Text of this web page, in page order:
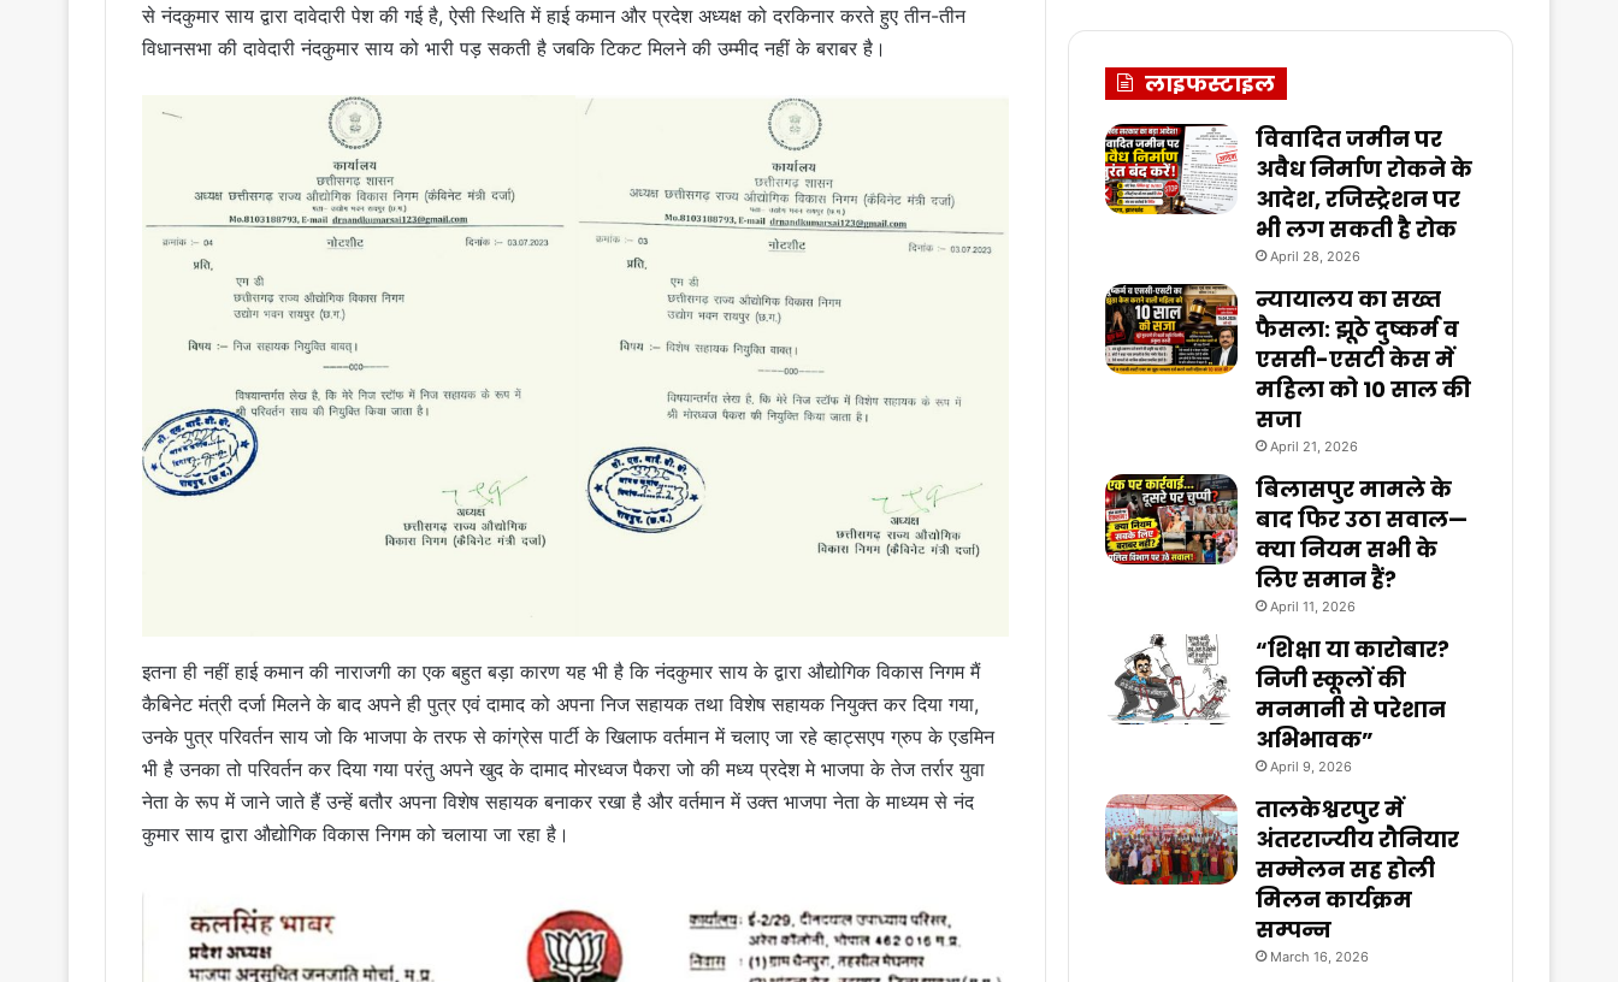
से नंदकुमार साय द्वारा दावेदारी पेश की गई है, ऐसी स्थिति में हाई कमान और प्रदेश अध्यक्ष को दरकिनार करते हुए तीन-तीन
विधानसभा की दावेदारी नंदकुमार साय को भारी पड़ सकती है जबकि टिकट मिलने की उम्मीद नहीं के बराबर है।
इतना ही नहीं हाई कमान की नाराजगी का एक बहुत बड़ा कारण यह भी है कि नंदकुमार साय के द्वारा औद्योगिक विकास निगम मैं
कैबिनेट मंत्री दर्जा मिलने के बाद अपने ही पुत्र एवं दामाद को अपना निज सहायक तथा विशेष सहायक नियुक्त कर दिया गया,
उनके पुत्र परिवर्तन साय जो कि भाजपा के तरफ से कांग्रेस पार्टी के खिलाफ वर्तमान में चलाए जा रहे व्हाट्सएप ग्रुप के एडमिन
भी है उनका तो परिवर्तन कर दिया गया परंतु अपने खुद के दामाद मोरध्वज पैकरा जो की मध्य प्रदेश मे भाजपा के तेज तर्रार युवा
नेता के रूप में जाने जाते हैं उन्हें बतौर अपना विशेष सहायक बनाकर रखा है और वर्तमान में उक्त भाजपा नेता के माध्यम से नंद
कुमार साय द्वारा औद्योगिक विकास निगम को चलाया जा रहा है।
लाइफस्टाइल
विवादित जमीन पर
अवैध निर्माण रोकने के
आदेश, रजिस्ट्रेशन पर
भी लग सकती है रोक
April 28, 2026
न्यायालय का सख्त
फैसला: झूठे दुष्कर्म व
एससी-एसटी केस में
महिला को 10 साल की
सजा
April 21, 2026
बिलासपुर मामले के
बाद फिर उठा सवाल—
क्या नियम सभी के
लिए समान हैं?
April 11, 2026
“शिक्षा या कारोबार?
निजी स्कूलों की
मनमानी से परेशान
अभिभावक”
April 9, 2026
तालकेश्वरपुर में
अंतरराज्यीय रौनियार
सम्मेलन सह होली
मिलन कार्यक्रम
सम्पन्न
March 16, 2026